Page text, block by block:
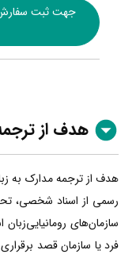
جهت ثبت سفارش
هدف از
هدف از ترجمه مدارک به
رسمی از اسناد شخصی،
سازمان‌های
فرد یا سازمان قصد